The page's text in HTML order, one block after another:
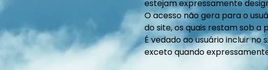
estejam expressamente
O acesso não gera para o
do site, os quais restam sob a
É vedado ao usuário incluir
exceto quando